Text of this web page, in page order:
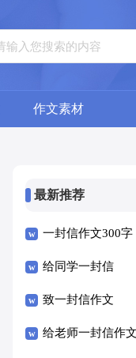
作文素材
最新推荐
一封信作文300字
给同学一封信
致一封信作文
给老师一封信作文